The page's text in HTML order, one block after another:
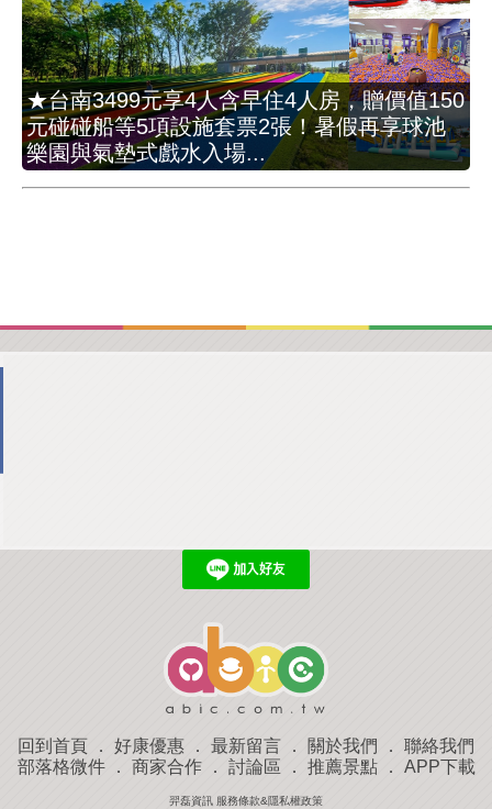
★台南3499元享4人含早住4人房，贈價值150
元碰碰船等5項設施套票2張！暑假再享球池
樂園與氣墊式戲水入場...
回到首頁 ． 好康優惠 ． 最新留言 ． 關於我們 ． 聯絡我們
部落格微件． 商家合作． 討論區 ． 推薦景點． APP下載
羿磊資訊 服務條款&隱私權政策